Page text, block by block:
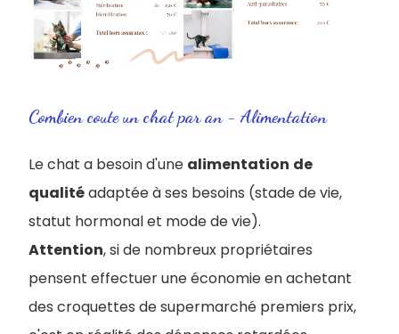
Combien coute un chat par an - Alimentation
Le chat a besoin d'une alimentation de
qualitéadaptée à ses besoins (stade de vie,
statut hormonal et mode de vie).
Attention, si de nombreux propriétaires
pensent effectuer une économie en achetant
des croquettes de supermarché premiers prix,